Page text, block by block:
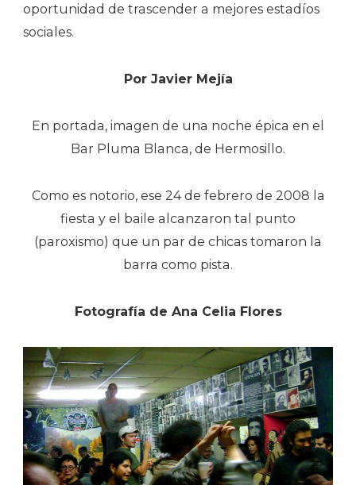
oportunidad de trascender a mejores estadíos
sociales.
Por Javier Mejía
En portada, imagen de una noche épica en el
Bar Pluma Blanca, de Hermosillo.
Como es notorio, ese 24 de febrero de 2008 la
fiesta y el baile alcanzaron tal punto
(paroxismo) que un par de chicas tomaron la
barra como pista.
Fotografía de Ana Celia Flores